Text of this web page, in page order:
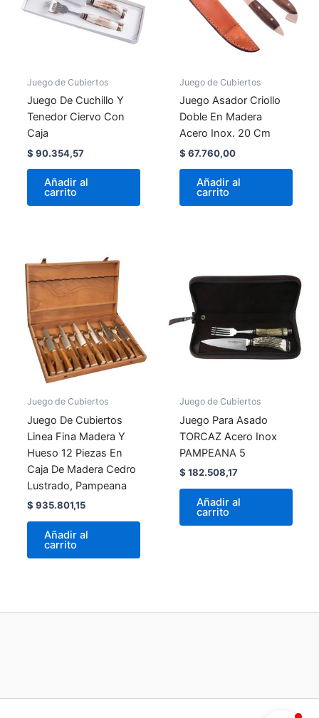
Juego de Cubiertos
Juego De Cuchillo Y
Tenedor Ciervo Con
Caja
$ 90.354,57
Añadir al
carrito
Juego de Cubiertos
Juego Asador Criollo
Doble En Madera
Acero Inox. 20 Cm
$ 67.760,00
Añadir al
carrito
Juego de Cubiertos
Juego De Cubiertos
Linea Fina Madera Y
Hueso 12 Piezas En
Caja De Madera Cedro
Lustrado, Pampeana
$ 935.801,15
Añadir al
carrito
Juego de Cubiertos
Juego Para Asado
TORCAZ Acero Inox
PAMPEANA 5
$ 182.508,17
Añadir al
carrito